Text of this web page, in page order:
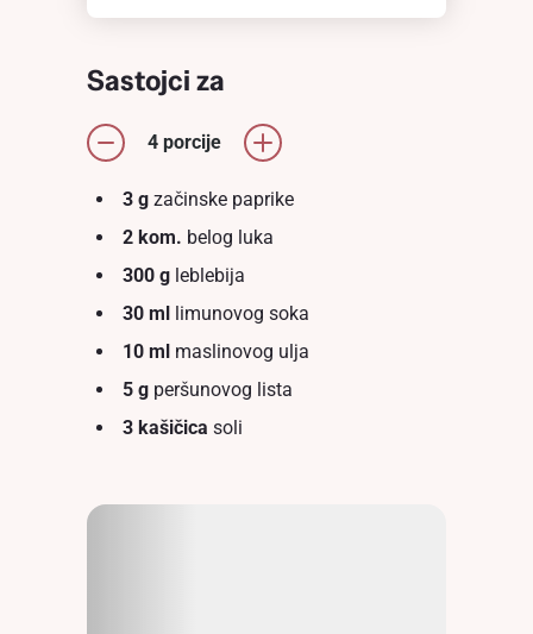
Sastojci za
4 porcije
3 g začinske paprike
2 kom. belоg luka
300 g leblebija
30 ml limunovog soka
10 ml maslinovog ulja
5 g peršunovog lista
3 kašičica soli